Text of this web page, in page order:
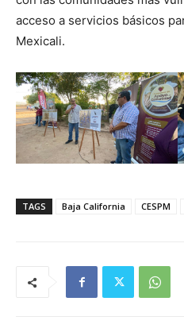
acceso a servicios básicos
Mexicali.
TAGS Baja California CESPM